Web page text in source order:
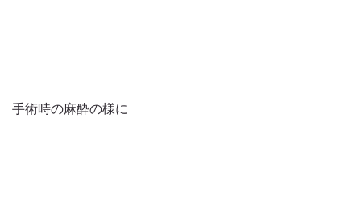
手術時の麻酔の様に